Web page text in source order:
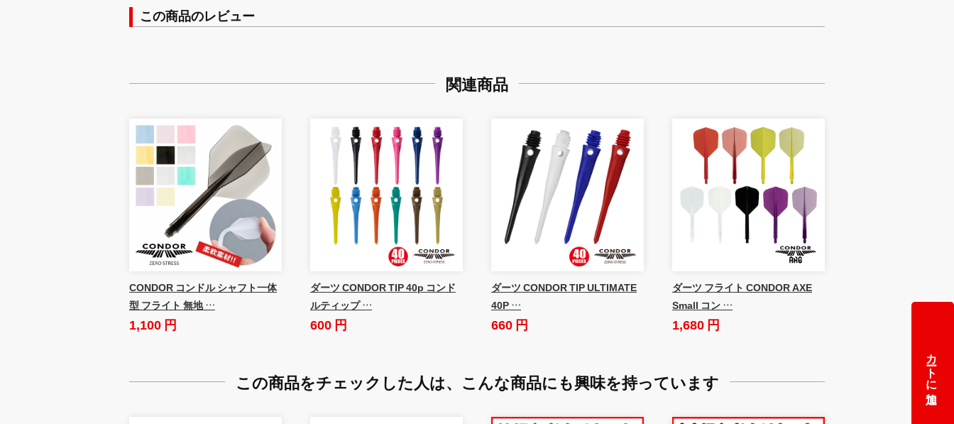
カートに追加
この商品のレビュー
関連商品
CONDOR コンドル シャフト一体
型 フライト 無地 …
1,100 円
ダーツ CONDOR TIP 40p コンド
ルティップ …
600 円
ダーツ CONDOR TIP ULTIMATE
40P …
660 円
ダーツ フライト CONDOR AXE
Small コン …
1,680 円
この商品をチェックした人は、 こんな商品にも興味を持っています